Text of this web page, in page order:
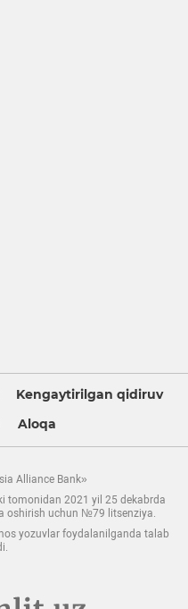
Kengaytirilgan qidiruv
Aloqa
Alliance Bank»
tomonidan 2021 yil 25 dekabrda
oshirish uchun №79 litsenziya.
yozuvlar foydalanilganda talab